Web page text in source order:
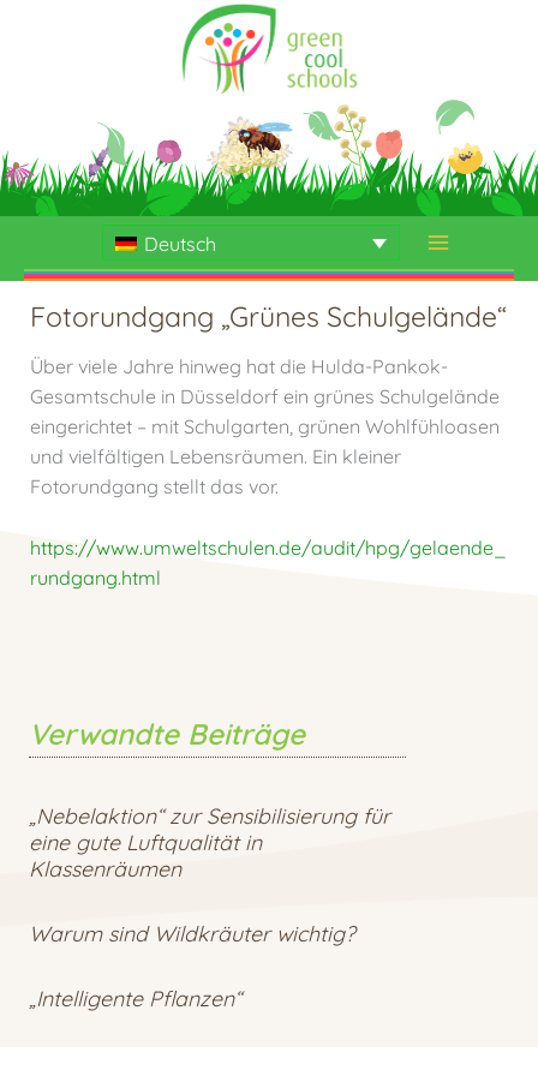
Deutsch
Fotorundgang „Grünes Schulgelände“
Über viele Jahre hinweg hat die Hulda-Pankok-
Gesamtschule in Düsseldorf ein grünes Schulgelände
eingerichtet – mit Schulgarten, grünen Wohlfühloasen
und vielfältigen Lebensräumen. Ein kleiner
Fotorundgang stellt das vor.
https://www.umweltschulen.de/audit/hpg/gelaende_
rundgang.html
Verwandte Beiträge
„Nebelaktion“ zur Sensibilisierung für
eine gute Luftqualität in
Klassenräumen
Warum sind Wildkräuter wichtig?
„Intelligente Pflanzen“